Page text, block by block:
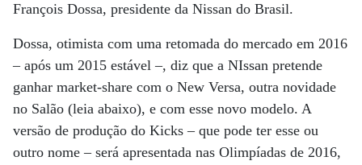
François Dossa, presidente da Nissan do Brasil.
Dossa, otimista com uma retomada do mercado em 2016
– após um 2015 estável –, diz que a NIssan pretende
ganhar market-share com o New Versa, outra novidade
no Salão (leia abaixo), e com esse novo modelo. A
versão de produção do Kicks – que pode ter esse ou
outro nome – será apresentada nas Olimpíadas de 2016,